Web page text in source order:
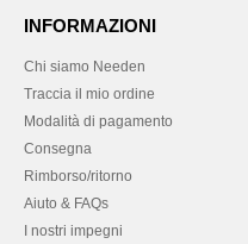
INFORMAZIONI
Chi siamo Needen
Traccia il mio ordine
Modalità di pagamento
Consegna
Rimborso/ritorno
Aiuto & FAQs
I nostri impegni